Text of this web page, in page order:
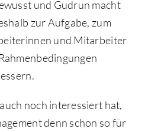
und Gudrun macht
zur Aufgabe, zum
und Mitarbeiter
noch interessiert hat,
denn schon so für